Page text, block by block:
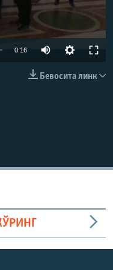
0:16
Бевосита линк